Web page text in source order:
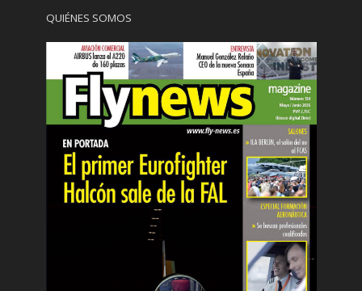
QUIÉNES SOMOS